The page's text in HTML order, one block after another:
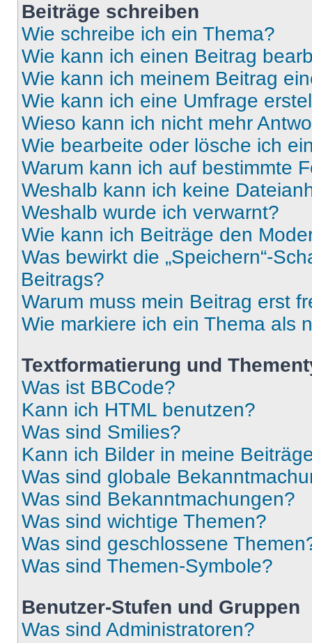
Beiträge schreiben
Wie schreibe ich ein Thema?
Wie kann ich einen Beitrag
Wie kann ich meinem Beitrag
Wie kann ich eine Umfrage
Wieso kann ich nicht mehr
Wie bearbeite oder lösche ich
Warum kann ich auf bestimmte
Weshalb kann ich keine
Weshalb wurde ich verwarnt?
Wie kann ich Beiträge den
Was bewirkt die „Speichern“-
Beitrags?
Warum muss mein Beitrag erst
Wie markiere ich ein Thema als
Textformatierung und
Was ist BBCode?
Kann ich HTML benutzen?
Was sind Smilies?
Kann ich Bilder in meine
Was sind globale
Was sind Bekanntmachungen?
Was sind wichtige Themen?
Was sind geschlossene
Was sind Themen-Symbole?
Benutzer-Stufen und Gruppen
Was sind Administratoren?